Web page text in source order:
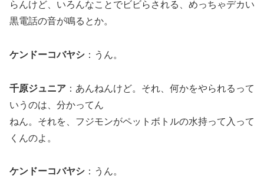
らんけど、いろんなことでビビらされる、めっちゃデカい
黒電話の音が鳴るとか。
ケンドーコバヤシ ：うん。
千原ジュニア ：あんねんけど。それ、何かをやられるって
いうのは、分かってん
ねん。それを、フジモンがペットボトルの水持って入って
くんのよ。
ケンドーコバヤシ ：うん。